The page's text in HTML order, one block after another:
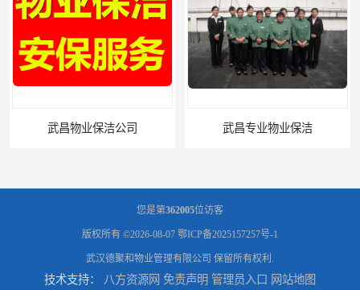
武昌物业保洁公司 武昌专业物业保洁
您是第362005位访客
版权所有 ©2026-08-07 鄂ICP备2025157257号-1
武汉德聚和物业管理有限公司 保留所有权利.
技术支持： 八方资源网 免责声明 管理员入口 网站地图